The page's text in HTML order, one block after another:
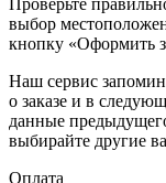
Проверьте
выбор
кнопку «Оформить
Наш сервис
о заказе и в
данные
выбирайте другие
Оплата